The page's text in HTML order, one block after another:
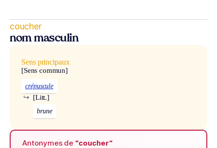
coucher
nom masculin
Sens principaux
[Sens commun]
crépuscule
[Litt.]
↪
brune
Antonymes de “coucher“